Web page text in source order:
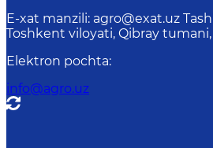
E-xat manzili: agro@exat.uz
Toshkent viloyati, Qibray
Elektron pochta:
info@agro.uz